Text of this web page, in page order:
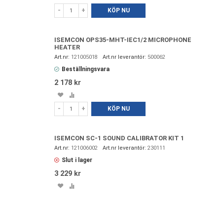
i
favoriter
till
- + KÖP NU
ISEMCON OPS35-MHT-IEC1/2 MICROPHONE
HEATER
121005018 500062
Beställningsvara
2 178 kr
Spara
i
favoriter
Lägg
till
- + KÖP NU
ISEMCON SC-1 SOUND CALIBRATOR KIT 1
121006002 230111
Slut i lager
3 229 kr
SparaLägg